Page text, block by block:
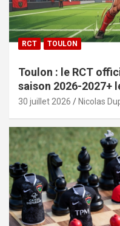
RCT TOULON
Toulon : le RCT
saison 2026-2027+
30 juillet 2026 Nicolas